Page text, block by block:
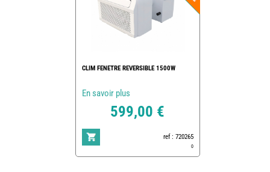
CLIM FENETRE REVERSIBLE 1500W
En savoir plus
599,00 €
ref : 720265
0